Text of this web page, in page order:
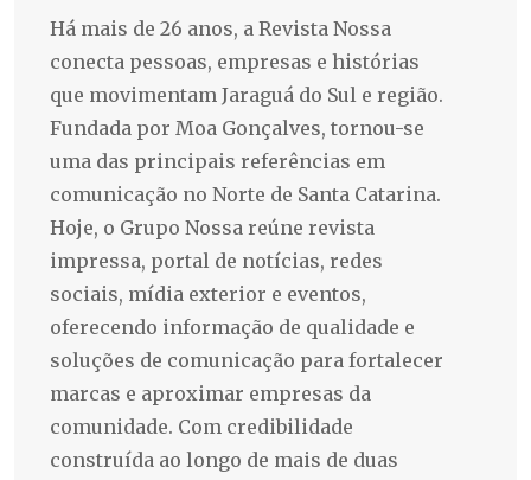
Há mais de 26 anos, a Revista Nossa
conecta pessoas, empresas e histórias
que movimentam Jaraguá do Sul e região.
Fundada por Moa Gonçalves, tornou-se
uma das principais referências em
comunicação no Norte de Santa Catarina.
Hoje, o Grupo Nossa reúne revista
impressa, portal de notícias, redes
sociais, mídia exterior e eventos,
oferecendo informação de qualidade e
soluções de comunicação para fortalecer
marcas e aproximar empresas da
comunidade. Com credibilidade
construída ao longo de mais de duas